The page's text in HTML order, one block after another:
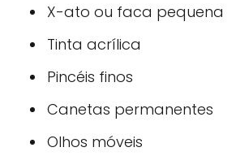
X-ato ou faca pequena
Tinta acrílica
Pincéis finos
Canetas permanentes
Olhos móveis